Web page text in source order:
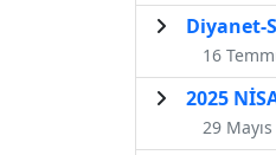
Diyanet-
16
2025
29